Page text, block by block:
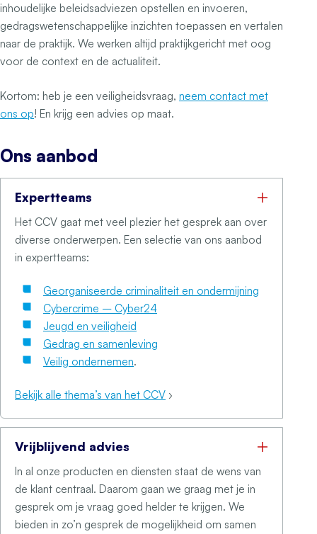
inhoudelijke beleidsadviezen opstellen en invoeren,
gedragswetenschappelijke inzichten toepassen en vertalen
naar de praktijk. We werken altijd praktijkgericht met oog
voor de context en de actualiteit.
Kortom: heb je een veiligheidsvraag, neem contact met
ons op! En krijg een advies op maat.
Ons aanbod
Expertteams
Het CCV gaat met veel plezier het gesprek aan over
diverse onderwerpen. Een selectie van ons aanbod
in expertteams:
Georganiseerde criminaliteit en ondermijning
Cybercrime – Cyber24
Jeugd en veiligheid
Gedrag en samenleving
Veilig ondernemen.
Bekijk alle thema’s van het CCV ›
Vrijblijvend advies
In al onze producten en diensten staat de wens van
de klant centraal. Daarom gaan we graag met je in
gesprek om je vraag goed helder te krijgen. We
bieden in zo’n gesprek de mogelijkheid om samen